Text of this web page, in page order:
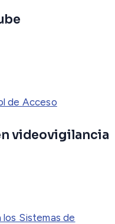
de Acceso
videovigilancia
Sistemas de